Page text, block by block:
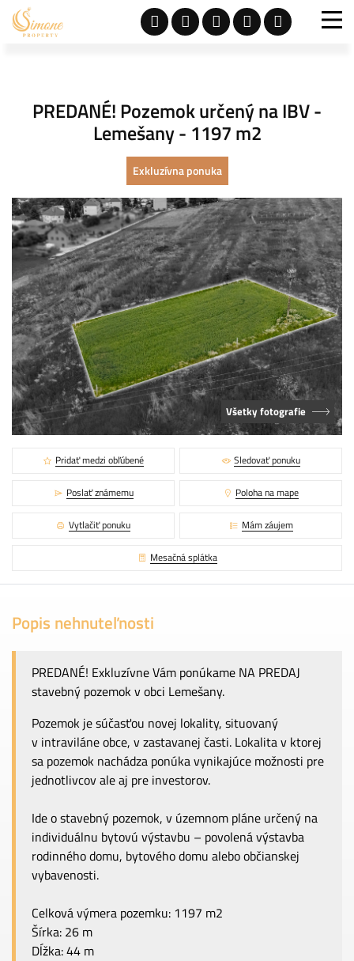
PREDANÉ! Pozemok určený na IBV -
Lemešany - 1197 m2
Exkluzívna ponuka
Všetky fotografie
Pridať medzi obľúbené Sledovať ponuku
Poslať známemu Poloha na mape
Vytlačiť ponuku Mám záujem
Mesačná splátka
Popis nehnuteľnosti
PREDANÉ! Exkluzívne Vám ponúkame NA PREDAJ
stavebný pozemok v obci Lemešany.
Pozemok je súčasťou novej lokality, situovaný
v intraviláne obce, v zastavanej časti. Lokalita v ktorej
sa pozemok nachádza ponúka vynikajúce možnosti pre
jednotlivcov ale aj pre investorov.
Ide o stavebný pozemok, v územnom pláne určený na
individuálnu bytovú výstavbu – povolená výstavba
rodinného domu, bytového domu alebo občianskej
vybavenosti.
Celková výmera pozemku: 1197 m2
Šírka: 26 m
Dĺžka: 44 m